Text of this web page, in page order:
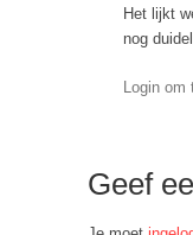
Het lijkt
nog
Login om
Geef